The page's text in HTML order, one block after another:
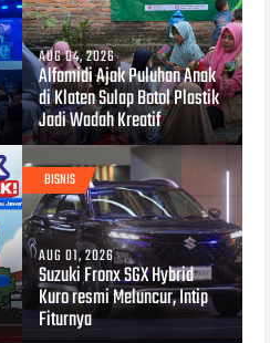
AUG 04, 2026
Alfamidi Ajak Puluhan Anak
di Klaten Sulap Botol Plastik
Jadi Wadah Kreatif
BISNIS
AUG 01, 2026
Suzuki Fronx SGX Hybrid
Kuro resmi Meluncur, Intip
Fiturnya